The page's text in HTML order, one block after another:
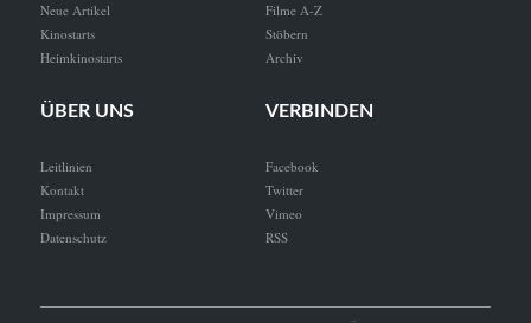
Neue Artikel
Kinostarts
Heimkinostarts
Filme A-Z
Stöbern
Archiv
ÜBER UNS
Leitlinien
Kontakt
Impressum
Datenschutz
VERBINDEN
Facebook
Twitter
Vimeo
RSS